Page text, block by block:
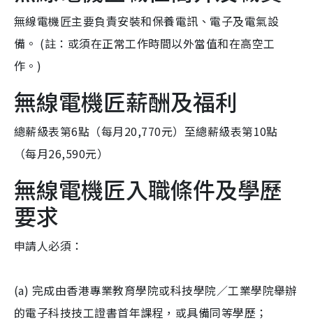
無線電機匠主要負責安裝和保養電訊、電子及電氣設
備。 (註：或須在正常工作時間以外當值和在高空工
作。)
無線電機匠薪酬及福利
總薪級表第6點（每月20,770元）至總薪級表第10點
（每月26,590元）
無線電機匠入職條件及學歷
要求
申請人必須：
(a) 完成由香港專業教育學院或科技學院／工業學院舉辦
的電子科技技工證書首年課程，或具備同等學歷；